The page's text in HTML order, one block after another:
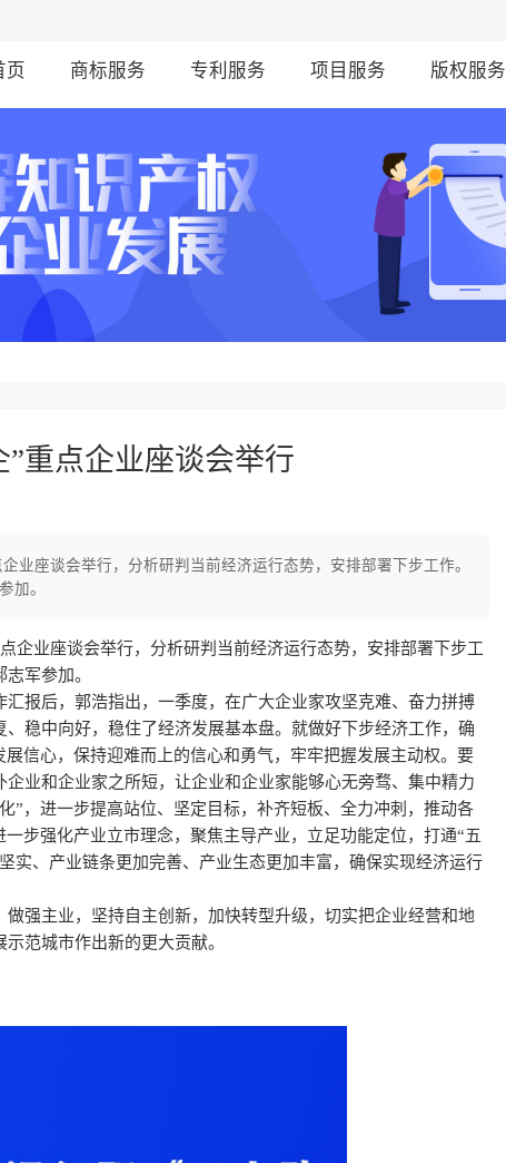
页 商标服务 专利服务 项目服务 版权服务
重点企业座谈会举行
业座谈会举行，分析研判当前经济运行态势，安排部署下步工作。
加。
企业座谈会举行，分析研判当前经济运行态势，安排部署下步工
军参加。
报后，郭浩指出，一季度，在广大企业家攻坚克难、奋力拼搏
稳中向好，稳住了经济发展基本盘。就做好下步经济工作，确
信心，保持迎难而上的信心和勇气，牢牢把握发展主动权。要
业和企业家之所短，让企业和企业家能够心无旁骛、集中精力
”，进一步提高站位、坚定目标，补齐短板、全力冲刺，推动各
步强化产业立市理念，聚焦主导产业，立足功能定位，打通“五
实、产业链条更加完善、产业生态更加丰富，确保实现经济运行
强主业，坚持自主创新，加快转型升级，切实把企业经营和地
范城市作出新的更大贡献。